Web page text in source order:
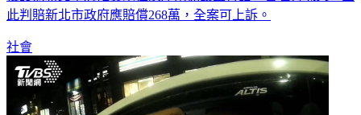
此判賠新北市政府應賠償268萬，全案可上訴。
社會